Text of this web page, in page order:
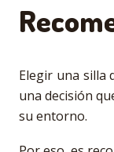
Elegir una silla
una decisión
su entorno.